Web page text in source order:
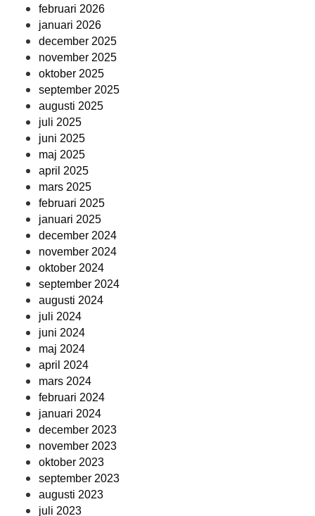
februari 2026
januari 2026
december 2025
november 2025
oktober 2025
september 2025
augusti 2025
juli 2025
juni 2025
maj 2025
april 2025
mars 2025
februari 2025
januari 2025
december 2024
november 2024
oktober 2024
september 2024
augusti 2024
juli 2024
juni 2024
maj 2024
april 2024
mars 2024
februari 2024
januari 2024
december 2023
november 2023
oktober 2023
september 2023
augusti 2023
juli 2023